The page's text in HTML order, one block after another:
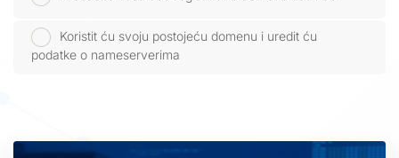
Koristit ću svoju postojeću domenu i uredit ću
podatke o nameserverima